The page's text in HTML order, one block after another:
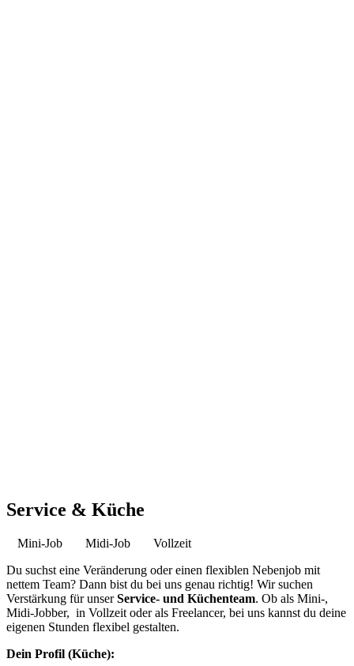
Service & Küche
Mini-Job Midi-Job
Vollzeit
Du suchst eine Veränderung oder einen flexiblen Nebenjob mit
nettem Team? Dann bist du bei uns genau richtig! Wir suchen
Verstärkung für unserService- und Küchenteam. Ob als Mini-,
Midi-Jobber, in Vollzeit oder als Freelancer, bei uns kannst du deine
eigenen Stunden flexibel gestalten.
Dein Profil (Küche):